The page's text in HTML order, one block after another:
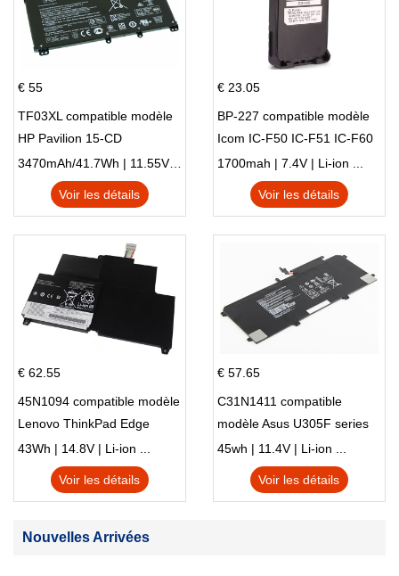
€ 55
TF03XL compatible modèle
HP Pavilion 15-CD
3470mAh/41.7Wh | 11.55V | Li-ion ...
Voir les détails
€ 23.05
BP-227 compatible modèle
Icom IC-F50 IC-F51 IC-F60
IC-F61 IC-M87
1700mah | 7.4V | Li-ion ...
Voir les détails
€ 62.55
45N1094 compatible modèle
Lenovo ThinkPad Edge
S230u Twist
43Wh | 14.8V | Li-ion ...
Voir les détails
€ 57.65
C31N1411 compatible
modèle Asus U305F series
45wh | 11.4V | Li-ion ...
Voir les détails
Nouvelles Arrivées